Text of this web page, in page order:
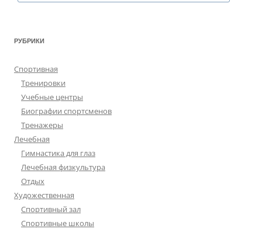
РУБРИКИ
Спортивная
Тренировки
Учебные центры
Биографии спортсменов
Тренажеры
Лечебная
Гимнастика для глаз
Лечебная физкультура
Отдых
Художественная
Спортивный зал
Спортивные школы